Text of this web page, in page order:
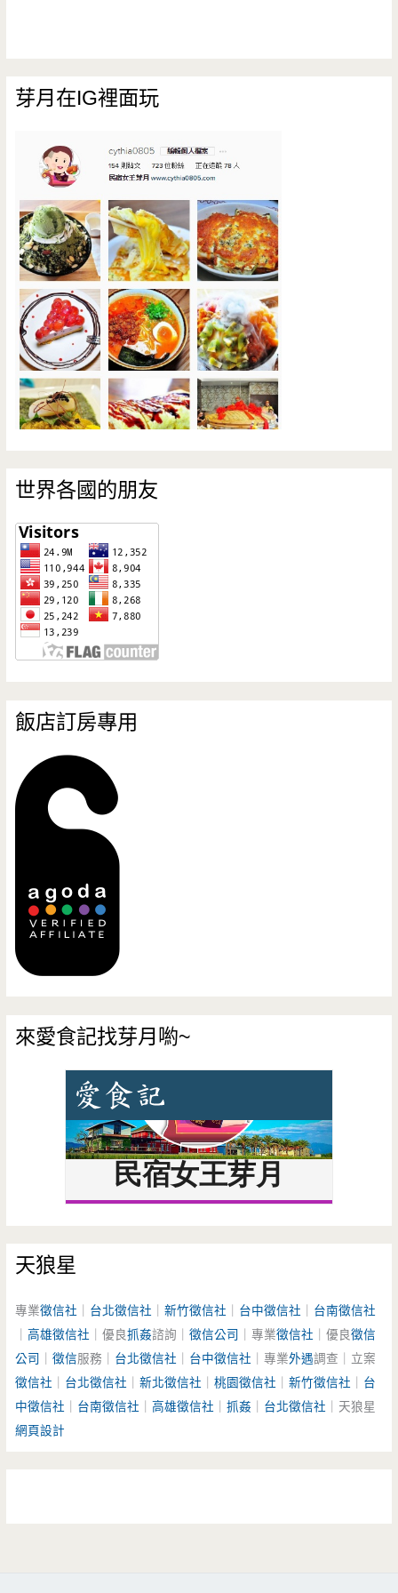
芽月在IG裡面玩
世界各國的朋友
飯店訂房專用
來愛食記找芽月喲~
天狼星
專業徵信社 台北徵信社 ｜新竹徵信社 台中徵信社
台南徵信社
｜高雄徵信社 ｜優良抓姦諮詢｜徵信公司 ｜專業徵信社 ｜優良徵信
公司 ｜徵信服務｜ 台北徵信社 台中徵信社 ｜專業外遇調查｜立案
徵信社
台北徵信社 ｜新北徵信社 ｜桃園徵信社 ｜新竹徵信社
台
中徵信社
台南徵信社 ｜高雄徵信社 ｜抓姦 台北徵信社 ｜天狼星
網頁設計